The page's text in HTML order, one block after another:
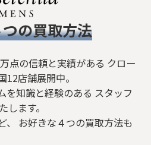
の買取方法
点の信頼と実績がある クロー
店舗展開中。
を知識と経験のある スタッフ
します。
、 お好きな４つの買取方法も